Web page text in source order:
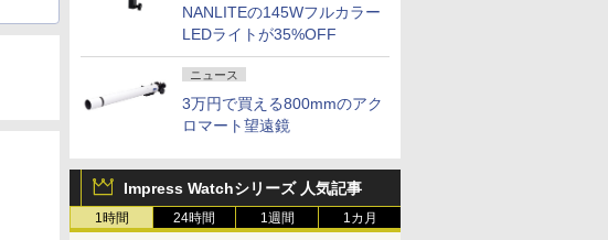
NANLITEの145Wフルカラー
LEDライトが35%OFF
ニュース
3万円で買える800mmのアク
ロマート望遠鏡
Impress Watchシリーズ 人気記事
1時間 24時間 1週間 1カ月